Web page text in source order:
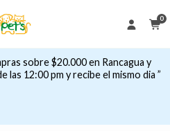
0
sobre $20.000 en Rancagua y
las 12:00 pm y recibe el mismo dia ”